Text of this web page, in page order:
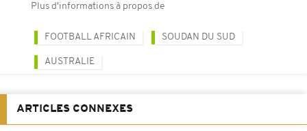
Plus d'informations à propos de
FOOTBALL AFRICAIN SOUDAN DU SUD
AUSTRALIE
ARTICLES CONNEXES